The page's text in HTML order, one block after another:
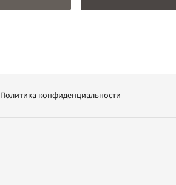
Политика конфиденциальности